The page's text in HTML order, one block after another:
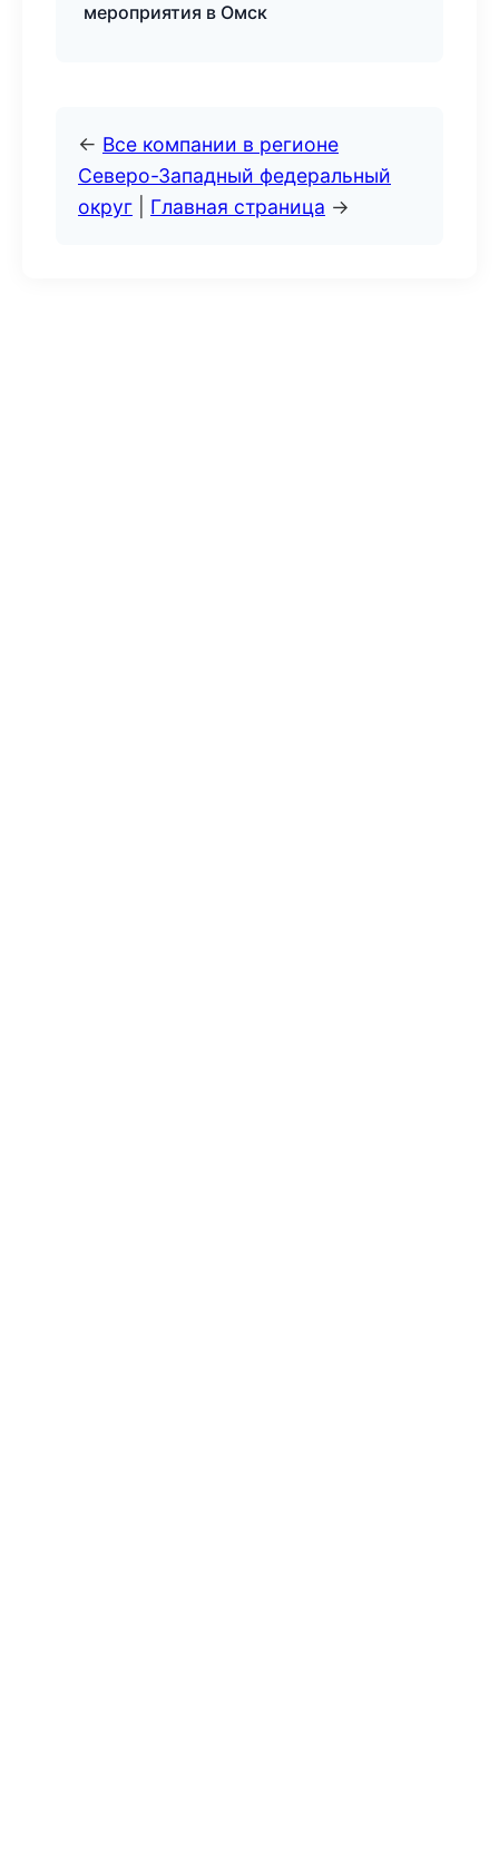
мероприятия в Омск
← Все компании в регионе
Северо-Западный федеральный
округ
Главная страница →